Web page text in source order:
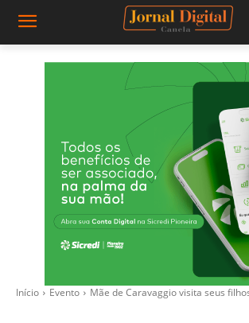
Início Evento Mãe de Caravaggio visita seus